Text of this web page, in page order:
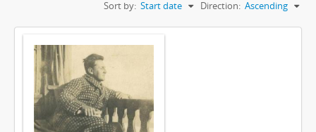
Sort by: Start date Direction: Ascending